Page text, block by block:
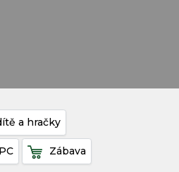
a hračky
Zábava